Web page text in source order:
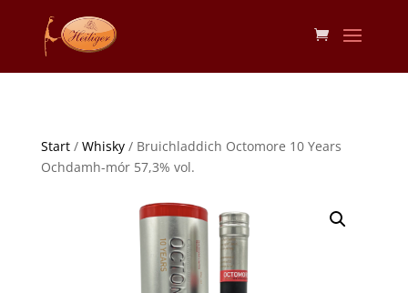
Start/ Whisky/ Bruichladdich Octomore 10 Years
Ochdamh-mór 57,3% vol.